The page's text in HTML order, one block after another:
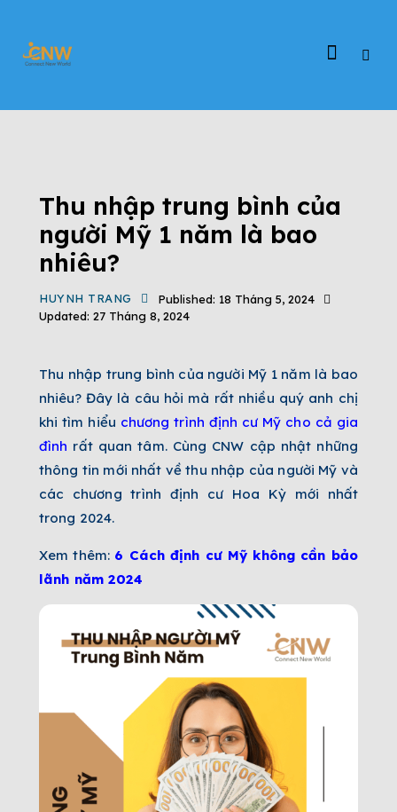
Thu nhập trung bình của
người Mỹ 1 năm là bao
nhiêu?
HUYNH TRANG Published: 18 Tháng 5, 2024
Updated: 27 Tháng 8, 2024
Thu nhập trung bình của người Mỹ 1 năm là bao
nhiêu? Đây là câu hỏi mà rất nhiều quý anh chị
khi tìm hiểu chương trình định cư Mỹ cho cả gia
đình rất quan tâm. Cùng CNW cập nhật những
thông tin mới nhất về thu nhập của người Mỹ và
các chương trình định cư Hoa Kỳ mới nhất
trong 2024.
Xem thêm: 6 Cách định cư Mỹ không cần bảo
lãnh năm 2024